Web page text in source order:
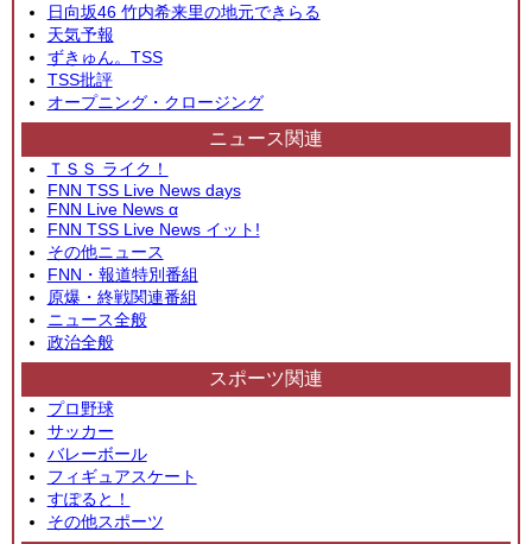
日向坂46 竹内希来里の地元できらる
天気予報
ずきゅん。TSS
TSS批評
オープニング・クロージング
ニュース関連
ＴＳＳ ライク！
FNN TSS Live News days
FNN Live News α
FNN TSS Live News イット!
その他ニュース
FNN・報道特別番組
原爆・終戦関連番組
ニュース全般
政治全般
スポーツ関連
プロ野球
サッカー
バレーボール
フィギュアスケート
すぽると！
その他スポーツ